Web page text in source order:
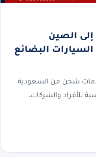
الصين
السيارات البضائع
شحن من السعودية
للأفراد والشركات،